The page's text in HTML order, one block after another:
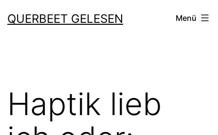
Inhalt
QUERBEET GELESEN Menü
Haptik lieb